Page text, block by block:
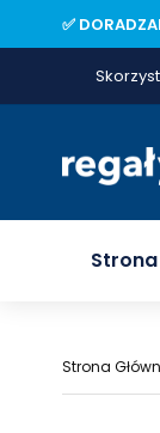
✅
Strona